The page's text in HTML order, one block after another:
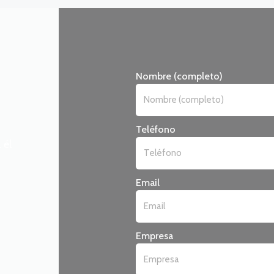
Nombre (completo)
Teléfono
Email
Empresa